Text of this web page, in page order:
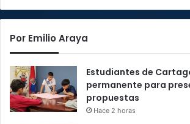
Por Emilio Araya
Estudiantes de
permanente para
propuestas
Hace 2 horas